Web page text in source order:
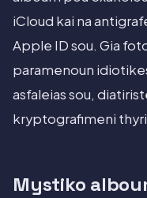
iCloud kai na
Apple ID sou. Gia
paramenoun
asfaleias sou,
kryptografimeni
Mystiko